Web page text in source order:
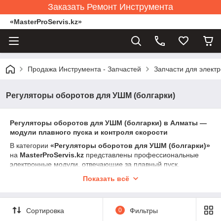
Заказать Ремонт Инструмента
«MasterProServis.kz»
Продажа Инструмента - Запчастей Запчасти для
Регуляторы оборотов для УШМ (болгарки)
Регуляторы оборотов для УШМ (болгарки) в Алматы —
модули плавного пуска и контроля скорости
В категории «Регуляторы оборотов для УШМ (болгарки)»
на MasterProServis.kz представлены профессиональные
электронные модули, отвечающие за плавный пуск,
элементы являются критически важными для безопасности и
Регуляторы подходят для бытовых и профессиональных
болгарок мощностью от 650 до 2500 Вт. В ассортименте —
Показать всё
Сортировка 0 Фильтры